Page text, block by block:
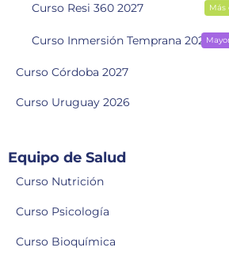
Curso Resi 360 2027 Más
Curso Inmersión Temprana 2028
Curso Córdoba 2027
Curso Uruguay 2026
Equipo de Salud
Curso Nutrición
Curso Psicología
Curso Bioquímica